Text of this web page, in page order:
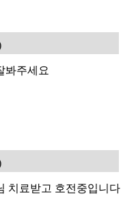
봐주세요
치료받고 호전중입니다